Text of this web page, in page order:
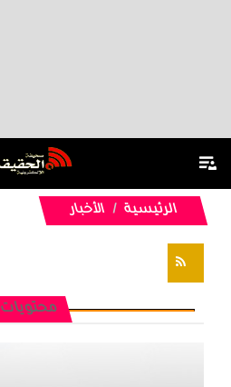
الرئيسية الأخبار
محتويات